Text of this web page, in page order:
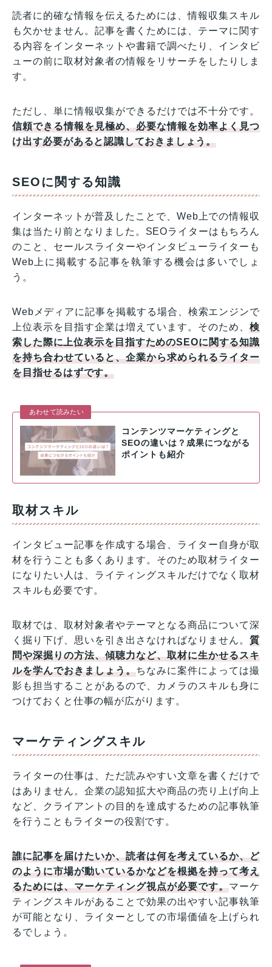
読者に的確な情報を伝えるためには、情報収集スキル
も欠かせません。記事を書くためには、テーマに関す
る内容をインターネットや書籍で調べたり、インタビ
ューの前に取材対象者の情報をリサーチをしたりしま
す。
ただし、単に情報収集ができるだけでは不十分です。
信頼できる情報を見極め、必要な情報を効率よく見つ
け出す必要があると認識しておきましょう。
SEOに関する知識
インターネットが普及したことで、Web上での情報収
集は当たり前となりました。SEOライターはもちろん
のこと、セールスライターやインタビューライターも
Web上に掲載する記事を執筆する機会は多いでしょ
う。
Webメディアに記事を掲載する場合、検索エンジンで
上位表示を目指す企業は増えています。そのため、検
索した際に上位表示を目指すためのSEOに関する知識
を持ち合わせていると、企業から求められるライター
を目指せるはずです。
あわせて読みたい
コンテンツマーケティングと
SEOの違いは？成果につながる
ポイントも紹介
取材スキル
インタビュー記事を作成する場合、ライター自身が取
材を行うことも多くあります。そのため取材ライター
になりたい人は、ライティングスキルだけでなく取材
スキルも必要です。
取材では、取材対象者やテーマとなる商品について深
く掘り下げ、思いを引き出さなければなりません。質
問や深掘りの方法、傾聴力など、取材に生かせるスキ
ルを学んでおきましょう。ちなみに案件によっては撮
影も担当することがあるので、カメラのスキルも身に
つけておくと仕事の幅が広がります。
マーケティングスキル
ライターの仕事は、ただ読みやすい文章を書くだけで
はありません。企業の認知拡大や商品の売り上げ向上
など、クライアントの目的を達成するための記事執筆
を行うこともライターの役割です。
誰に記事を届けたいか、読者は何を考えているか、ど
のように市場が動いているかなどを根拠を持って考え
るためには、マーケティング視点が必要です。マーケ
ティングスキルがあることで効果の出やすい記事執筆
が可能となり、ライターとしての市場価値を上げられ
るでしょう。